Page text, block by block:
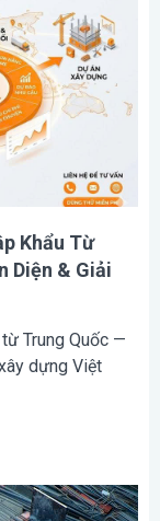
Khẩu Từ
Diện & Giải
Trung Quốc —
dựng Việt